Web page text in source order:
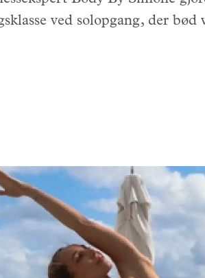
ved solopgang, der bød